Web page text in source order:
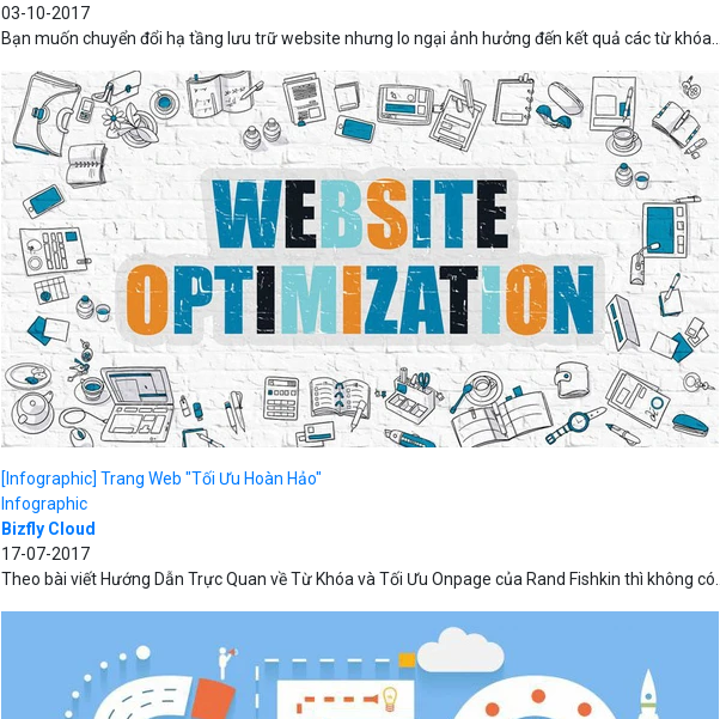
03-10-2017
Bạn muốn chuyển đổi hạ tầng lưu trữ website nhưng lo ngại ảnh hưởng đến kết quả các từ
[Infographic] Trang Web "Tối Ưu Hoàn Hảo"
Infographic
Bizfly Cloud
17-07-2017
Theo bài viết Hướng Dẫn Trực Quan về Từ Khóa và Tối Ưu Onpage của Rand Fishkin thì không